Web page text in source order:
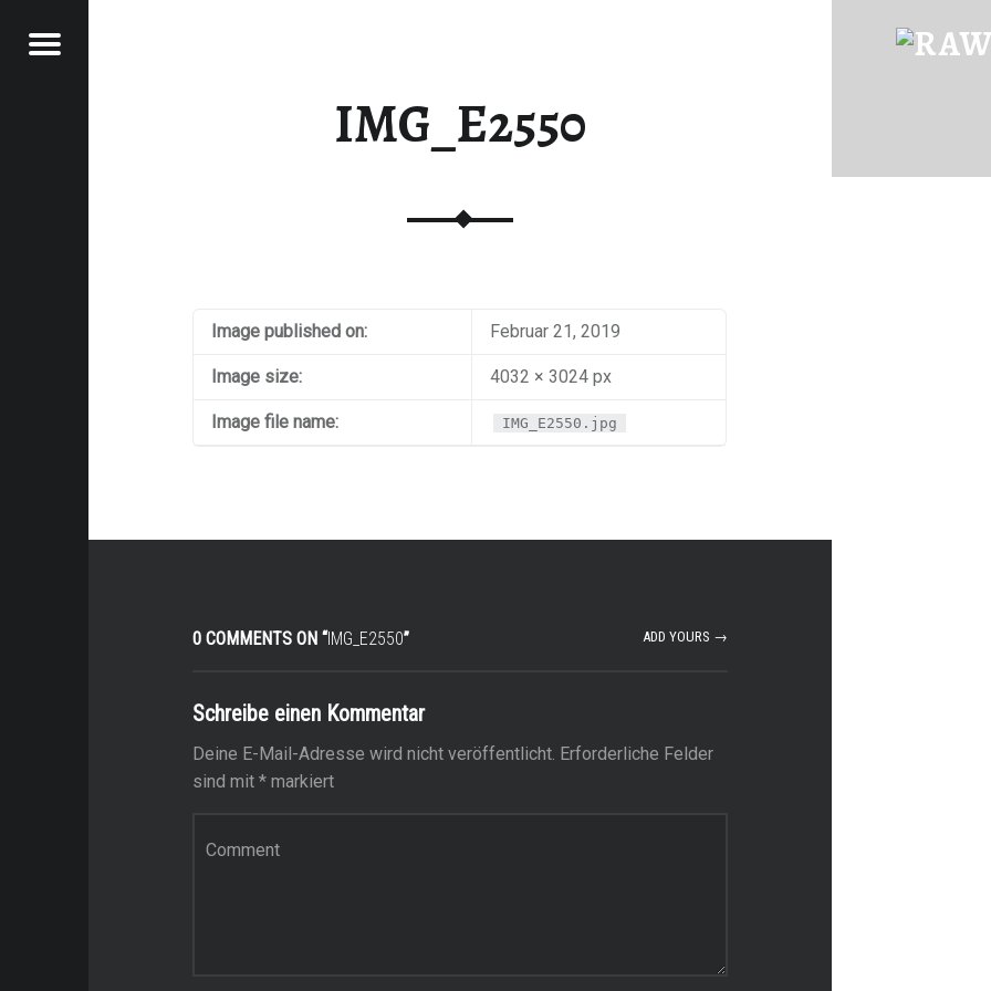
Menu
IMG_E2550
Image published on: Februar 21, 2019
Image size: 4032 × 3024 px
Image file name: IMG_E2550.jpg
0 COMMENTS ON “IMG_E2550” ADD YOURS →
Schreibe einen Kommentar
Deine E-Mail-Adresse wird nicht veröffentlicht. Erforderliche Felder
sind mit* markiert